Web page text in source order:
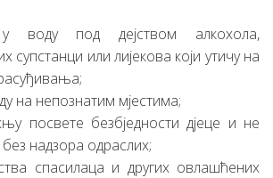
воду под дејством алкохола,
супстанци или лијекова који утичу на
на непознатим мјестима;
посвете безбједности дјеце и не
надзора одраслих;
спасилаца и других овлашћених